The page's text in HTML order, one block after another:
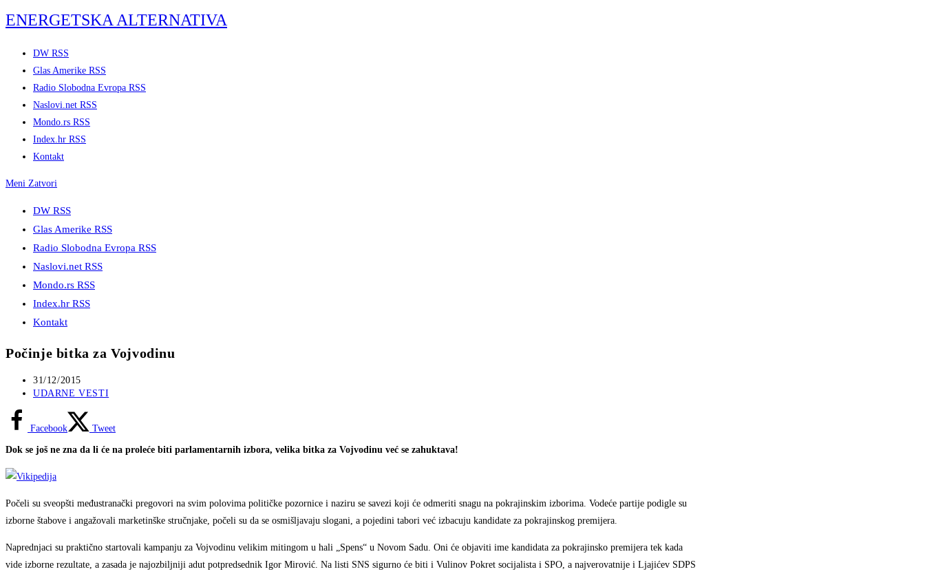
Skip
to
ENERGETSKA ALTERNATIVA
DW RSS
Glas Amerike RSS
Radio Slobodna Evropa RSS
Naslovi.net RSS
Mondo.rs RSS
Index.hr RSS
Kontakt
Meni Zatvori
DW RSS
Glas Amerike RSS
Radio Slobodna Evropa RSS
Naslovi.net RSS
Mondo.rs RSS
Index.hr RSS
Kontakt
Počinje bitka za Vojvodinu
Post
published:
31/12/2015
Post
UDARNE VESTI
Facebook Tweet
Dok se još ne zna da li će na proleće biti parlamentarnih izbora, velika bitka za Vojvodinu već se zahuktava!
Počeli su sveopšti međustranački pregovori na svim polovima političke pozornice i naziru se savezi koji će odmeriti snagu na pokrajinskim izborima. Vodeće partije podigle su
izborne štabove i angažovali marketinške stručnjake, počeli su da se osmišljavaju slogani, a pojedini tabori već izbacuju kandidate za pokrajinskog premijera.
Naprednjaci su praktično startovali kampanju za Vojvodinu velikim mitingom u hali „Spens“ u Novom Sadu. Oni će objaviti ime kandidata za pokrajinsko premijera tek kada
vide izborne rezultate, a zasada je najozbiljniji adut potpredsednik Igor Mirović. Na listi SNS sigurno će biti i Vulinov Pokret socijalista i SPO, a najverovatnije i Ljajićev SDPS